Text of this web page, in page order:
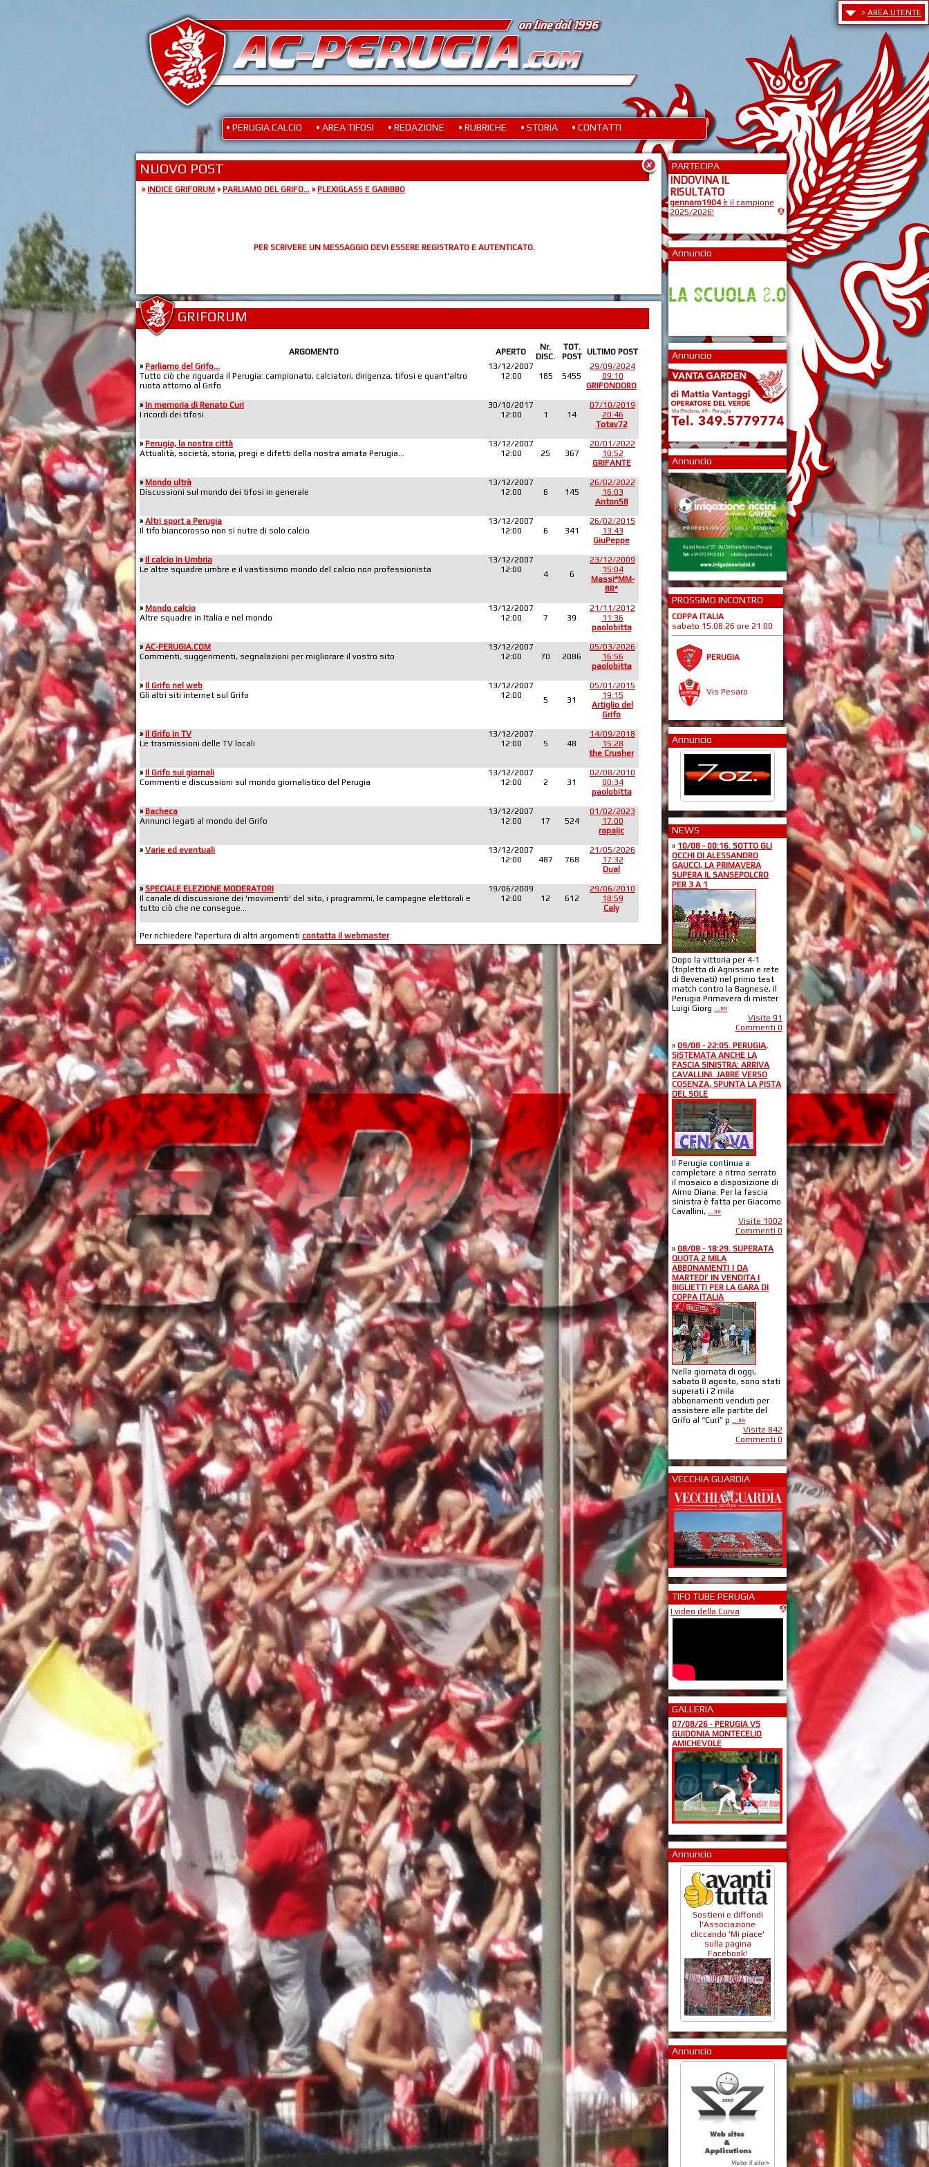
> AREA UTENTE
• PERUGIA CALCIO • AREA TIFOSI • REDAZIONE • RUBRICHE • STORIA • CONTATTI
NUOVO POST
» INDICE GRIFORUM » PARLIAMO DEL GRIFO... » PLEXIGLASS E GABIBBO
PER SCRIVERE UN MESSAGGIO DEVI ESSERE REGISTRATO E AUTENTICATO.
GRIFORUM
ARGOMENTO APERTO
Nr.
DISC.
TOT.
POST ULTIMO POST
» Parliamo del Grifo...
Tutto ciò che riguarda il Perugia: campionato, calciatori, dirigenza, tifosi e quant'altro
ruota attorno al Grifo
13/12/2007
12:00
185 5455
29/09/2024
09:10
GRIFONDORO
» In memoria di Renato Curi
I ricordi dei tifosi.
30/10/2017
12:00
1 14
07/10/2019
20:46
Totav72
» Perugia, la nostra città
Attualità, società, storia, pregi e difetti della nostra amata Perugia...
13/12/2007
12:00
25 367
20/01/2022
10:52
GRIFANTE
» Mondo ultrà
Discussioni sul mondo dei tifosi in generale
13/12/2007
12:00
6 145
26/02/2022
16:03
Anton58
» Altri sport a Perugia
Il tifo biancorosso non si nutre di solo calcio
13/12/2007
12:00
6 341
26/02/2015
13:43
GiuPeppe
» Il calcio in Umbria
Le altre squadre umbre e il vastissimo mondo del calcio non professionista
13/12/2007
12:00
4 6
23/12/2009
15:04
Massi*MM-
BR*
» Mondo calcio
Altre squadre in Italia e nel mondo
13/12/2007
12:00
7 39
21/11/2012
11:36
paolobitta
» AC-PERUGIA.COM
Commenti, suggerimenti, segnalazioni per migliorare il vostro sito
13/12/2007
12:00
70 2086
05/03/2026
16:56
paolobitta
» Il Grifo nel web
Gli altri siti internet sul Grifo
13/12/2007
12:00
5 31
05/01/2015
19:15
Artiglio del
Grifo
» Il Grifo in TV
Le trasmissioni delle TV locali
13/12/2007
12:00
5 48
14/09/2018
15:28
the Crusher
» Il Grifo sui giornali
Commenti e discussioni sul mondo giornalistico del Perugia
13/12/2007
12:00
2 31
02/08/2010
00:34
paolobitta
» Bacheca
Annunci legati al mondo del Grifo
13/12/2007
12:00
17 524
01/02/2023
17:00
rapaijc
» Varie ed eventuali
13/12/2007
12:00
487 768
21/05/2026
17:32
Dual
» SPECIALE ELEZIONE MODERATORI
Il canale di discussione dei 'movimenti' del sito, i programmi, le campagne elettorali e
tutto ciò che ne consegue...
19/06/2009
12:00
12 612
29/06/2010
18:59
Caly
Per richiedere l'apertura di altri argomenti contatta il webmaster.
PARTECIPA
INDOVINA IL
RISULTATO
gennaro1904è il campione
2025/2026!
Annuncio
Annuncio
Annuncio
PROSSIMO INCONTRO
COPPA ITALIA
sabato 15.08.26 ore 21:00
PERUGIA
Vis Pesaro
Annuncio
NEWS
» 10/08 - 00:16. SOTTO GLI
OCCHI DI ALESSANDRO
GAUCCI, LA PRIMAVERA
SUPERA IL SANSEPOLCRO
PER 3 A 1
Dopo la vittoria per 4-1
(tripletta di Agnissan e rete
di Bevenati) nel primo test
match contro la Bagnese, il
Perugia Primavera di mister
Luigi Giorg
...»»
Visite 91
Commenti 0
»09/08 - 22:05. PERUGIA,
SISTEMATA ANCHE LA
FASCIA SINISTRA: ARRIVA
CAVALLINI. JABRE VERSO
COSENZA, SPUNTA LA PISTA
DEL SOLE
Il Perugia continua a
completare a ritmo serrato
il mosaico a disposizione di
Aimo Diana. Per la fascia
sinistra è fatta per Giacomo
Cavallini,
...»»
Visite 1002
Commenti 0
»08/08 - 18:29. SUPERATA
QUOTA 2 MILA
ABBONAMENTI | DA
MARTEDI’ IN VENDITA I
BIGLIETTI PER LA GARA DI
COPPA ITALIA
Nella giornata di oggi,
sabato 8 agosto, sono stati
superati i 2 mila
abbonamenti venduti per
assistere alle partite del
Grifo al “Curi” p
...»»
Visite 842
Commenti 0
VECCHIA GUARDIA
TIFO TUBE PERUGIA
I video della Curva
GALLERIA
07/08/26 - PERUGIA VS
GUIDONIA MONTECELIO
AMICHEVOLE
Annuncio
Sostieni e diffondi
l'Associazione
cliccando 'Mi piace'
sulla pagina
Facebook!
Annuncio